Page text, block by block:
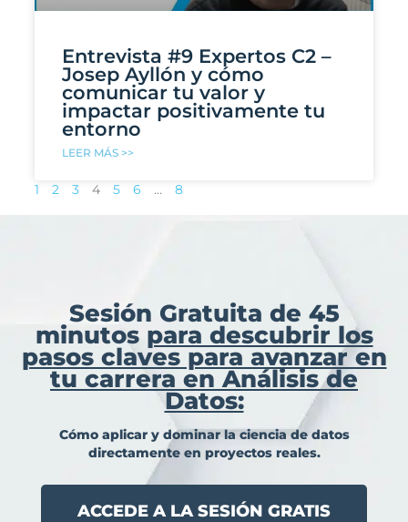
Entrevista #9 Expertos C2 –
Josep Ayllón y cómo
comunicar tu valor y
impactar positivamente tu
entorno
LEER MÁS >>
1 2 3 4 5 6 … 8
Sesión Gratuita de 45
minutos para descubrir los
pasos claves para avanzar en
tu carrera en Análisis de
Datos:
Cómo aplicar y dominar la ciencia de datos
directamente en proyectos reales.
ACCEDE A LA SESIÓN GRATIS